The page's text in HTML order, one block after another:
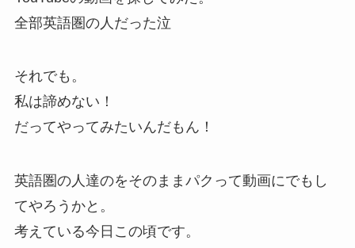
全部英語圏の人だった泣
それでも。
私は諦めない！
だってやってみたいんだもん！
英語圏の人達のをそのままパクって動画にでもし
てやろうかと。
考えている今日この頃です。